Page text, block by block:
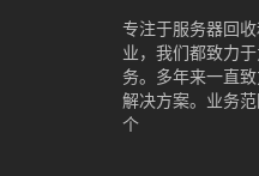
专注于服务器回
业，我们都致力
务。多年来一直
解决方案。业务
个